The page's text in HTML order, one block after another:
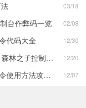
03/18
台作弊码一览 02/08
代码大全 12/30
森林之子1.0正式版控制台代码有哪些 森林之子控制台代码大全 12/20
森林之子制台指令代码大全 控制台指令使用方法攻略介绍 12/07